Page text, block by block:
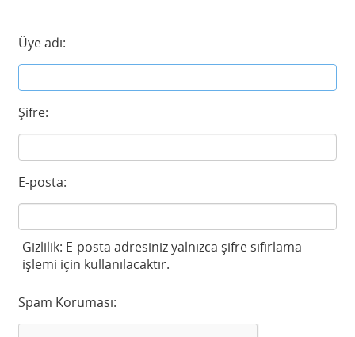
Üye adı:
Şifre:
E-posta:
Gizlilik: E-posta adresiniz yalnızca şifre sıfırlama
işlemi için kullanılacaktır.
Spam Koruması: